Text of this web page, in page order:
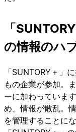
「
の情報のハ
「SUNTORY＋」
もの企業が参加。
ーに加わっていま
め、情報が散乱。
を管理することに